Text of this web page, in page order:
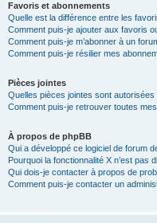
Favoris et abonnements
Quelle est la différence entre les
Comment puis-je ajouter aux favoris
Comment puis-je m’abonner à un
Comment puis-je résilier mes
Pièces jointes
Quelles pièces jointes sont
Comment puis-je retrouver toutes
À propos de phpBB
Qui a développé ce logiciel de forum
Pourquoi la fonctionnalité X n’est pas
Qui dois-je contacter à propos de
Comment puis-je contacter un